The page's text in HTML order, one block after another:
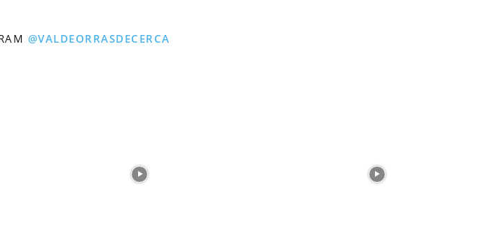
@VALDEORRASDECERCA